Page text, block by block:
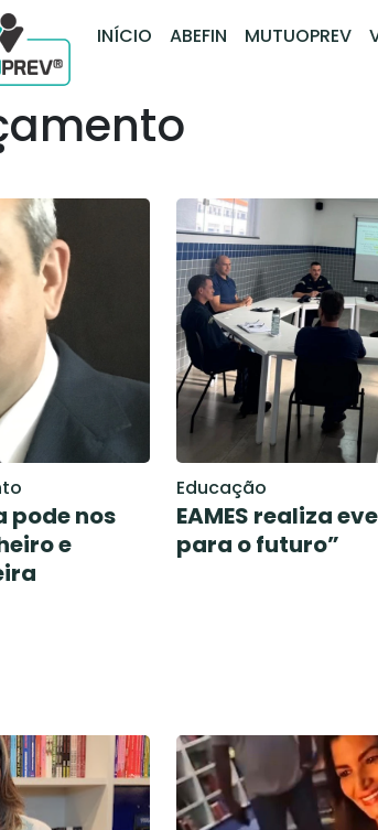
INÍCIO ABEFIN MUTUOPREV
pode nos
e
Educação
EAMES realiza
para o futuro”